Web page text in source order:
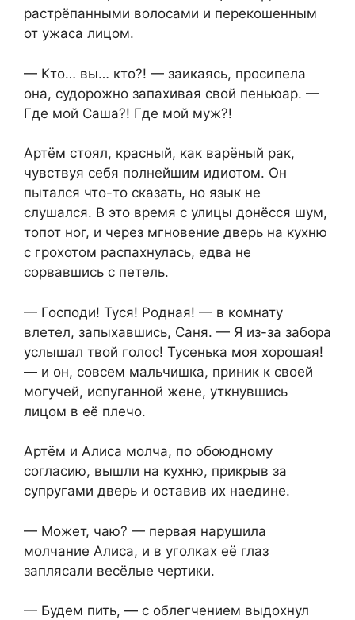
растрёпанными волосами и перекошенным
от ужаса лицом.
— Кто… вы… кто?! — заикаясь, просипела
она, судорожно запахивая свой пеньюар. —
Где мой Саша?! Где мой муж?!
Артём стоял, красный, как варёный рак,
чувствуя себя полнейшим идиотом. Он
пытался что-то сказать, но язык не
слушался. В это время с улицы донёсся шум,
топот ног, и через мгновение дверь на кухню
с грохотом распахнулась, едва не
сорвавшись с петель.
— Господи! Туся! Родная! — в комнату
влетел, запыхавшись, Саня. — Я из-за забора
услышал твой голос! Тусенька моя хорошая!
— и он, совсем мальчишка, приник к своей
могучей, испуганной жене, уткнувшись
лицом в её плечо.
Артём и Алиса молча, по обоюдному
согласию, вышли на кухню, прикрыв за
супругами дверь и оставив их наедине.
— Может, чаю? — первая нарушила
молчание Алиса, и в уголках её глаз
заплясали весёлые чертики.
— Будем пить, — с облегчением выдохнул